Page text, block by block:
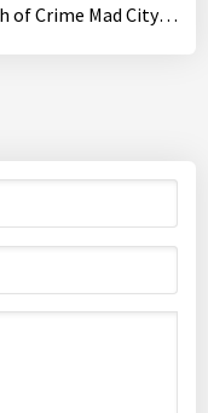
Clash of Crime Mad City War Go